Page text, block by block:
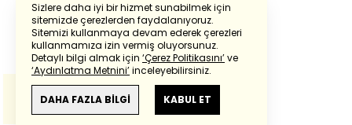
Sizlere daha iyi bir hizmet sunabilmek için
sitemizde çerezlerden faydalanıyoruz.
Sitemizi kullanmaya devam ederek çerezleri
kullanmamıza izin vermiş oluyorsunuz.
Detaylı bilgi almak için ‘Çerez Politikasını’ve
‘Aydınlatma Metnini’inceleyebilirsiniz.
DAHA FAZLA BİLGİ KABUL ET
Powered by Translate
Bu çevirideGoogle Transletekullanılmıştır.
Anlam ve çeviri hatalarından
haberturk.com
sorumlu değildir.